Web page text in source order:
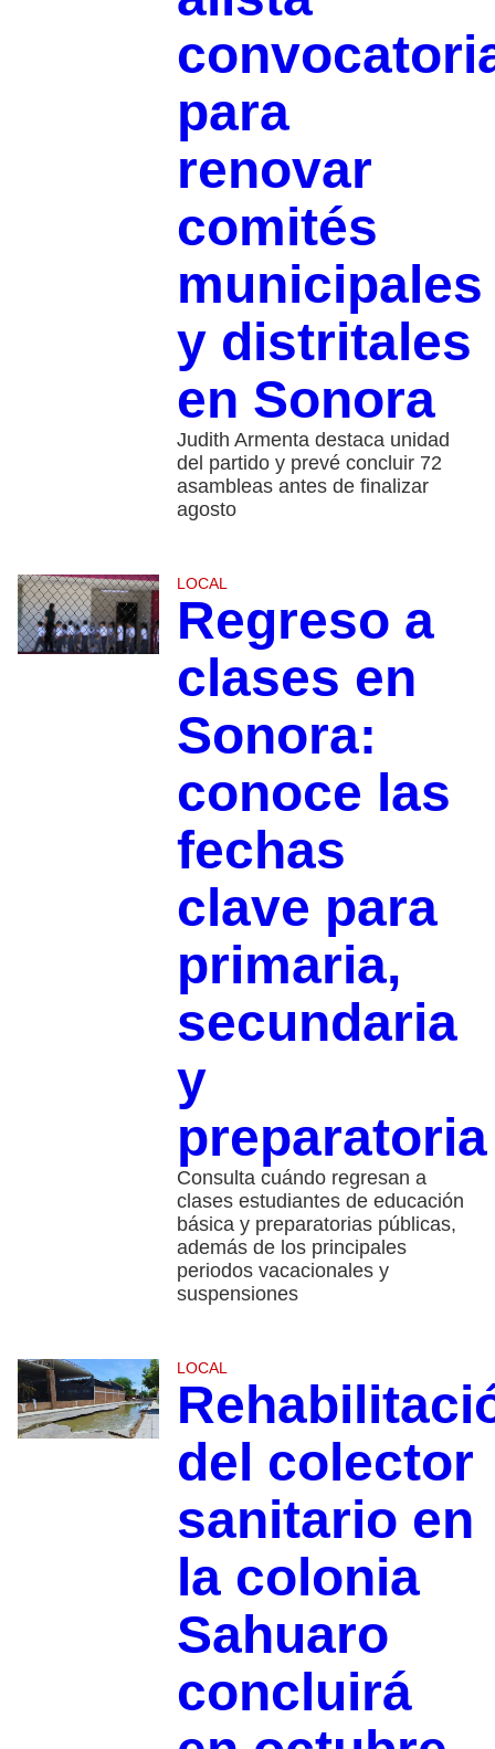
para
renovar
comités
municipales
y distritales
en Sonora
Judith Armenta destaca unidad
del partido y prevé concluir 72
asambleas antes de finalizar
agosto
LOCAL
Regreso a
clases en
Sonora:
conoce las
fechas
clave para
primaria,
secundaria
y
preparatoria
Consulta cuándo regresan a
clases estudiantes de educación
básica y preparatorias públicas,
además de los principales
periodos vacacionales y
suspensiones
LOCAL
del colector
sanitario en
la colonia
Sahuaro
concluirá